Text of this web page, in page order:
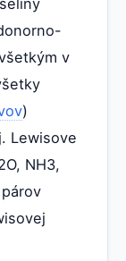
v
)
Lewisove
NH3,